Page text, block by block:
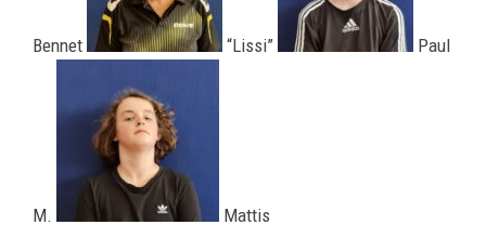
Bennet “Lissi” Paul
M. Mattis